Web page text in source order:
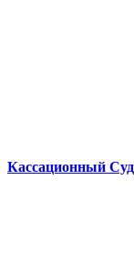
Кассационный